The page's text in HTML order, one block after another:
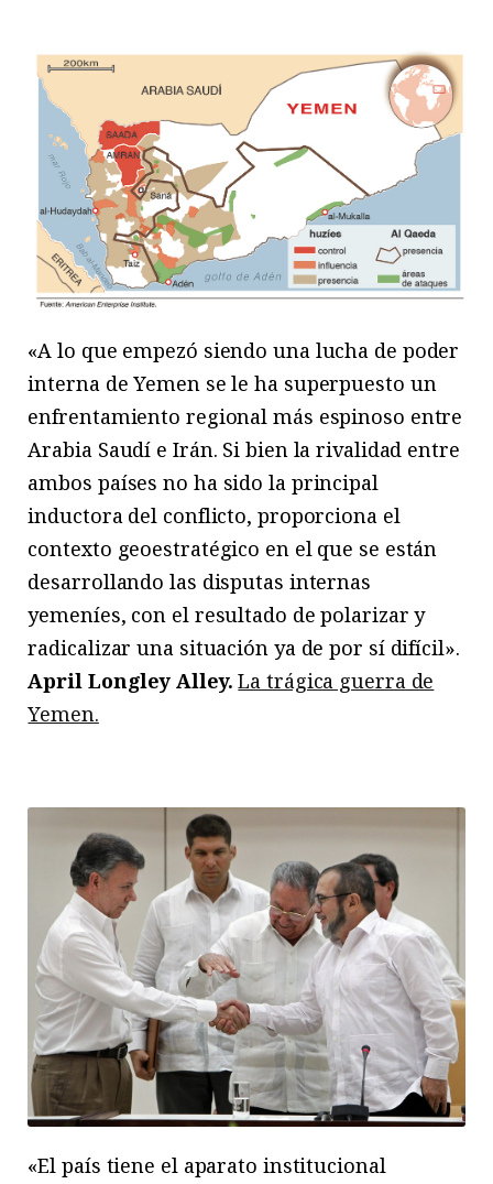
«A lo que empezó siendo una lucha de poder
interna de Yemen se le ha superpuesto un
enfrentamiento regional más espinoso entre
Arabia Saudí e Irán. Si bien la rivalidad entre
ambos países no ha sido la principal
inductora del conflicto, proporciona el
contexto geoestratégico en el que se están
desarrollando las disputas internas
yemeníes, con el resultado de polarizar y
radicalizar una situación ya de por sí difícil».
April Longley Alley.La trágica guerra de
Yemen.
«El país tiene el aparato institucional